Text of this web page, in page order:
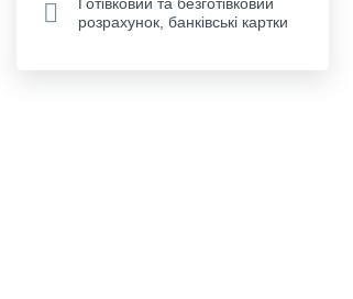
розрахунок, банківські картки